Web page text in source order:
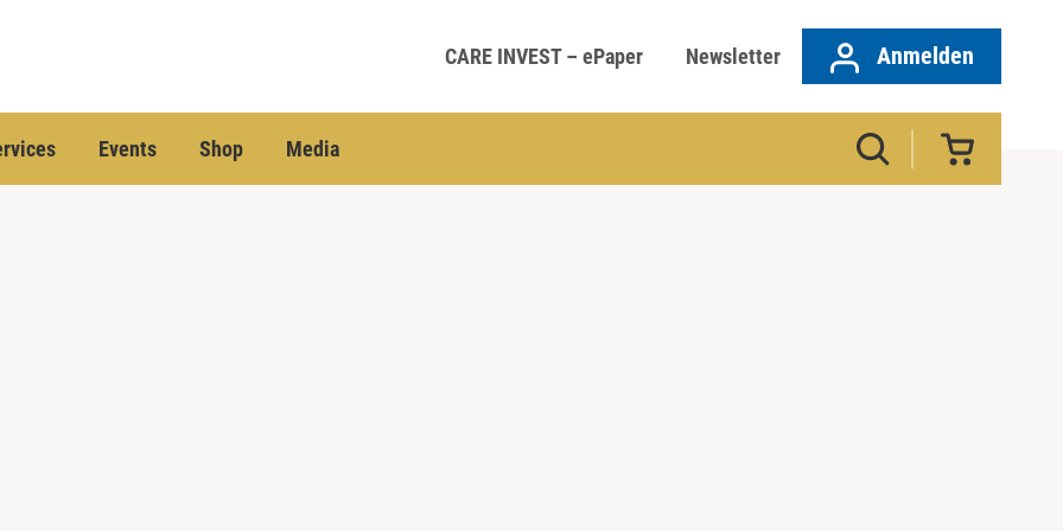
CARE INVEST – ePaper Newsletter Anmelden
Events Shop Media